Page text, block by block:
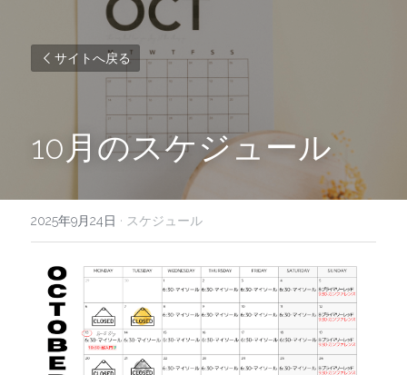
サイトへ戻る
10月のスケジュール
2025年9月24日 · スケジュール